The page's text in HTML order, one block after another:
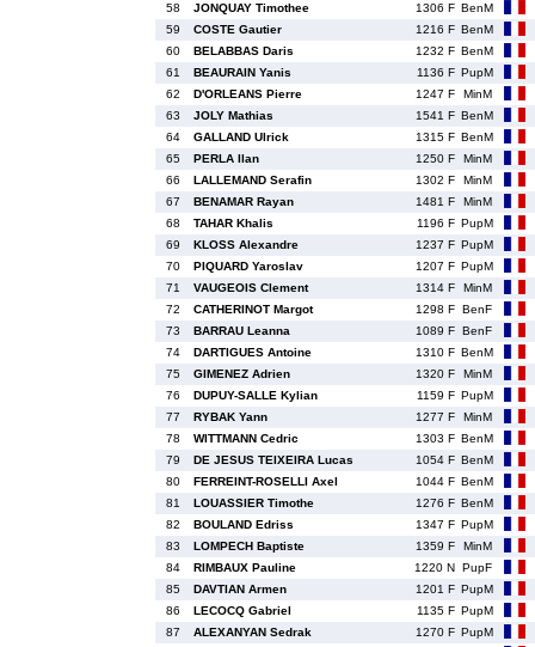
58
JONQUAY Timothee 1306 F BenM
59
COSTE Gautier 1216 F BenM
60
BELABBAS Daris 1232 F BenM
61
BEAURAIN Yanis 1136 F PupM
62
D'ORLEANS Pierre 1247 F
MinM
63
JOLY Mathias 1541 F BenM
64
GALLAND Ulrick 1315 F BenM
65
PERLA Ilan 1250 F
MinM
66
LALLEMAND Serafin 1302 F
MinM
67
BENAMAR Rayan 1481 F
MinM
68
TAHAR Khalis 1196 F PupM
69
KLOSS Alexandre 1237 F PupM
70
PIQUARD Yaroslav 1207 F PupM
71
VAUGEOIS Clement 1314 F
MinM
72
CATHERINOT Margot 1298 F BenF
73
BARRAU Leanna 1089 F BenF
74
DARTIGUES Antoine 1310 F BenM
75
GIMENEZ Adrien 1320 F
MinM
76
DUPUY-SALLE Kylian 1159 F PupM
77
RYBAK Yann 1277 F
MinM
78
WITTMANN Cedric 1303 F BenM
79
DE JESUS TEIXEIRA Lucas 1054 F BenM
80
FERREINT-ROSELLI Axel 1044 F BenM
81
LOUASSIER Timothe 1276 F BenM
82
BOULAND Edriss 1347 F PupM
83
LOMPECH Baptiste 1359 F
MinM
84
RIMBAUX Pauline 1220 N PupF
85
DAVTIAN Armen 1201 F PupM
86
LECOCQ Gabriel 1135 F PupM
87
ALEXANYAN Sedrak 1270 F PupM